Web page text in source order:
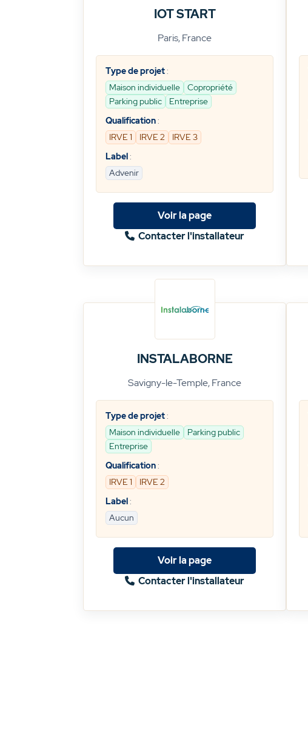
IOT START
Paris, France
Type de projet:
Maison individuelle
Copropriété
Parking public
Entreprise
Qualification:
IRVE 1
IRVE 2
IRVE 3
Label:
Advenir
Voir la page
Contacter l'installateur
INSTALABORNE
Savigny-le-Temple, France
Type de projet:
Maison individuelle
Parking public
Entreprise
Qualification:
IRVE 1
IRVE 2
Label:
Aucun
Voir la page
Contacter l'installateur